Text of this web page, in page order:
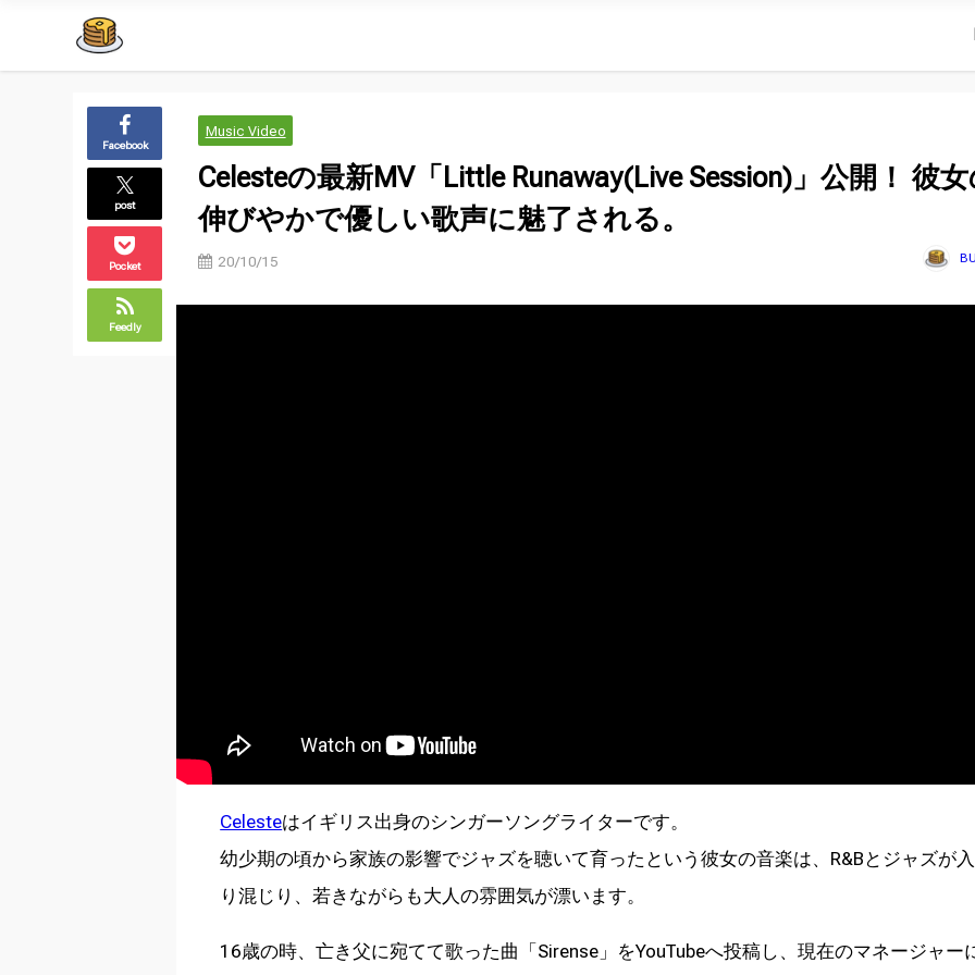
Facebook
post
Pocket
Feedly
Music Video
Celesteの最新MV「Little Runaway(Live Session)」公開！ 彼
伸びやかで優しい歌声に魅了される。
20/10/15
Celesteはイギリス出身のシンガーソングライターです。
幼少期の頃から家族の影響でジャズを聴いて育ったという彼女の音楽は、R&Bとジャズが入
り混じり、若きながらも大人の雰囲気が漂います。
16歳の時、亡き父に宛てて歌った曲「Sirense」をYouTubeへ投稿し、現在のマネージャー